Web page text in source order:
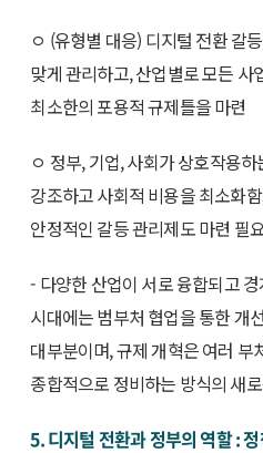
ㅇ (유형별 대응) 디지털 전환 갈
맞게 관리하고, 산업별로 모든 사
최소한의 포용적 규제틀을 마련
ㅇ 정부, 기업, 사회가 상호작용
강조하고 사회적 비용을 최소화
안정적인 갈등 관리제도 마련 필
- 다양한 산업이 서로 융합되고
시대에는 범부처 협업을 통한 개
대부분이며, 규제 개혁은 여러 부
종합적으로 정비하는 방식의 새
5. 디지털 전환과 정부의 역할 :